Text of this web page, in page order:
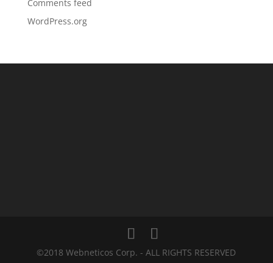
Comments feed
WordPress.org
©2018 Webneticos Corp. - ALL RIGHTS RESERVED